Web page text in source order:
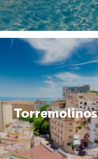
Torremolinos